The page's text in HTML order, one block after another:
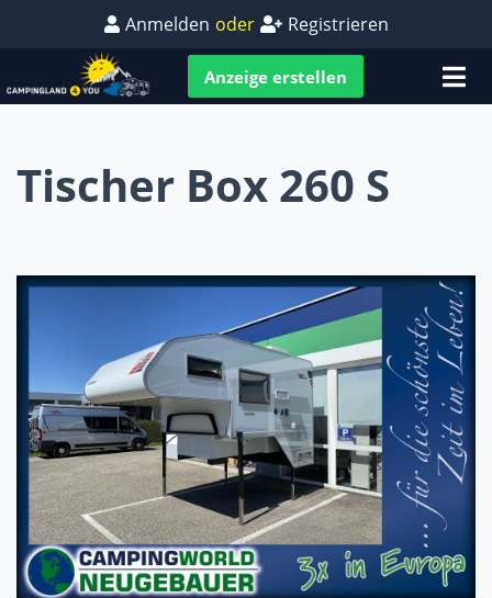
Anmelden oder Registrieren
Anzeige erstellen
Tischer Box 260 S